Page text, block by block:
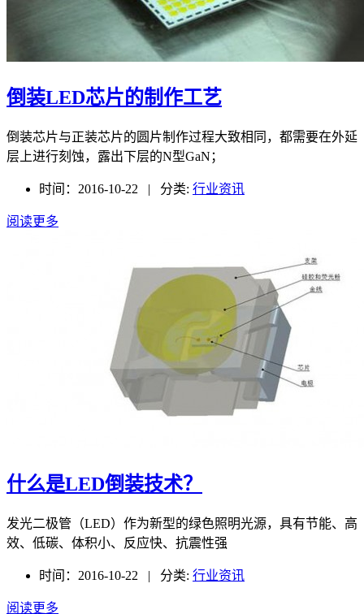
倒装LED芯片的制作工艺
倒装芯片与正装芯片的圆片制作过程大致相同，都需要在外延
层上进行刻蚀，露出下层的N型GaN；
时间：2016-10-22 | 分类: 行业资讯
阅读更多
什么是LED倒装技术？
发光二极管（LED）作为新型的绿色照明光源，具有节能、高
效、低碳、体积小、反应快、抗震性强
时间：2016-10-22 | 分类: 行业资讯
阅读更多